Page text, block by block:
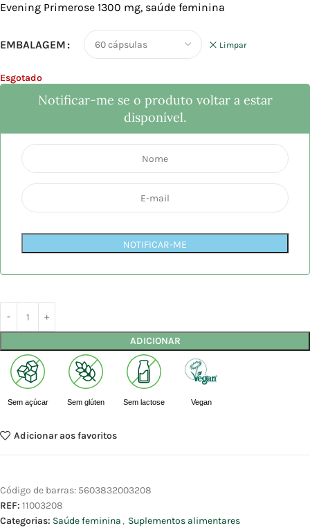
Evening Primerose 1300 mg, saúde feminina
EMBALAGEM Limpar
Esgotado
Notificar-me se o produto voltar a estar
disponível.
NOTIFICAR-ME
ADICIONAR
Sem açúcar Sem glúten Sem lactose Vegan
Adicionar aos favoritos
Código de barras: 5603832003208
REF: 11003208
Categorias: Saúde feminina , Suplementos alimentares